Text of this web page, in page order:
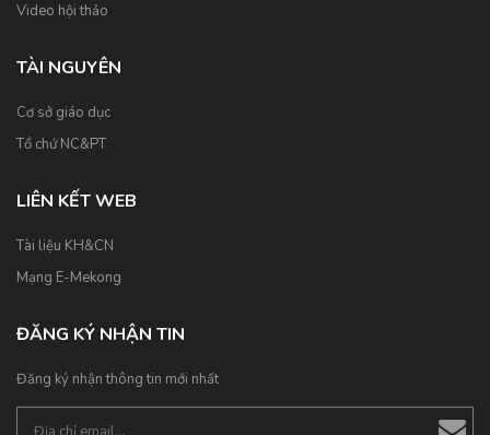
Video hội thảo
TÀI NGUYÊN
Cơ sở giáo dục
Tổ chứ NC&PT
LIÊN KẾT WEB
Tài liệu KH&CN
Mạng E-Mekong
ĐĂNG KÝ NHẬN TIN
Đăng ký nhận thông tin mới nhất